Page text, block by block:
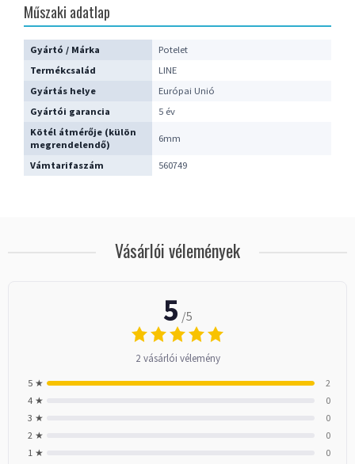
Műszaki adatlap
Gyártó / Márka
Potelet
Termékcsalád
LINE
Gyártás helye
Európai Unió
Gyártói garancia
5 év
Kötél átmérője (külön
megrendelendő)
6mm
Vámtarifaszám 560749
Vásárlói vélemények
5 /5
2 vásárlói vélemény
5 ★
2
4 ★
0
3 ★
0
2 ★
0
1 ★
0